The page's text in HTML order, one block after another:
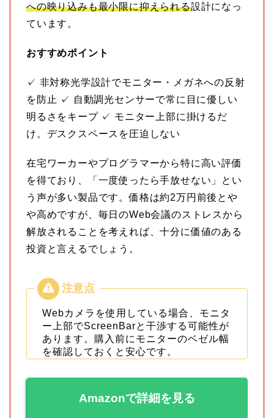
への映り込みも最小限に抑えられる設計になっ
ています。
おすすめポイント
✓ 非対称光学設計でモニター・メガネへの反射
を防止 ✓ 自動調光センサーで常に目に優しい
明るさをキープ ✓ モニター上部に掛けるだ
け。デスクスペースを圧迫しない
在宅ワーカーやプログラマーから特に高い評価
を得ており、「一度使ったら手放せない」とい
う声が多い製品です。価格は約2万円前後とや
や高めですが、毎日のWeb会議のストレスから
解放されることを考えれば、十分に価値のある
投資と言えるでしょう。
Webカメラを使用している場合、モニタ
ー上部でScreenBarと干渉する可能性が
あります。購入前にモニターのベゼル幅
を確認しておくと安心です。
Amazonで詳細を見る